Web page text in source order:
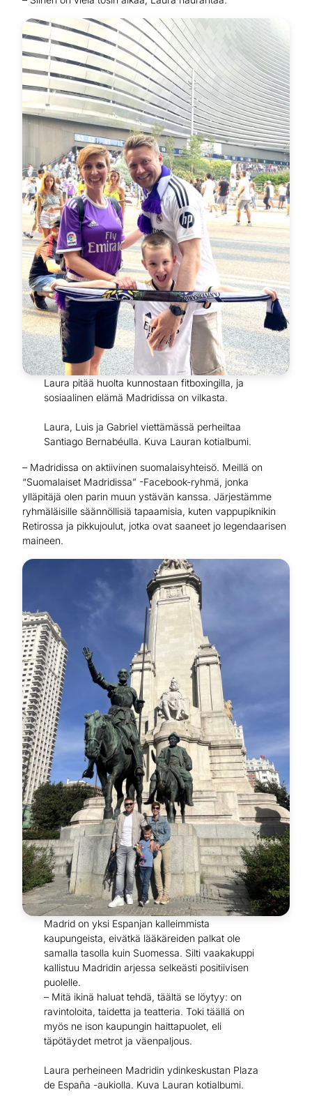
Laura pitää huolta kunnostaan fitboxingilla, ja
sosiaalinen elämä Madridissa on vilkasta.
Laura, Luis ja Gabriel viettämässä perheiltaa
Santiago Bernabéulla. Kuva Lauran kotialbumi.
– Madridissa on aktiivinen suomalaisyhteisö. Meillä on
“Suomalaiset Madridissa” -Facebook-ryhmä, jonka
ylläpitäjä olen parin muun ystävän kanssa. Järjestämme
ryhmäläisille säännöllisiä tapaamisia, kuten vappupiknikin
Retirossa ja pikkujoulut, jotka ovat saaneet jo legendaarisen
maineen.
Madrid on yksi Espanjan kalleimmista
kaupungeista, eivätkä lääkäreiden palkat ole
samalla tasolla kuin Suomessa. Silti vaakakuppi
kallistuu Madridin arjessa selkeästi positiivisen
puolelle.
– Mitä ikinä haluat tehdä, täältä se löytyy: on
ravintoloita, taidetta ja teatteria. Toki täällä on
myös ne ison kaupungin haittapuolet, eli
täpötäydet metrot ja väenpaljous.
Laura perheineen Madridin ydinkeskustan Plaza
de España -aukiolla. Kuva Lauran kotialbumi.